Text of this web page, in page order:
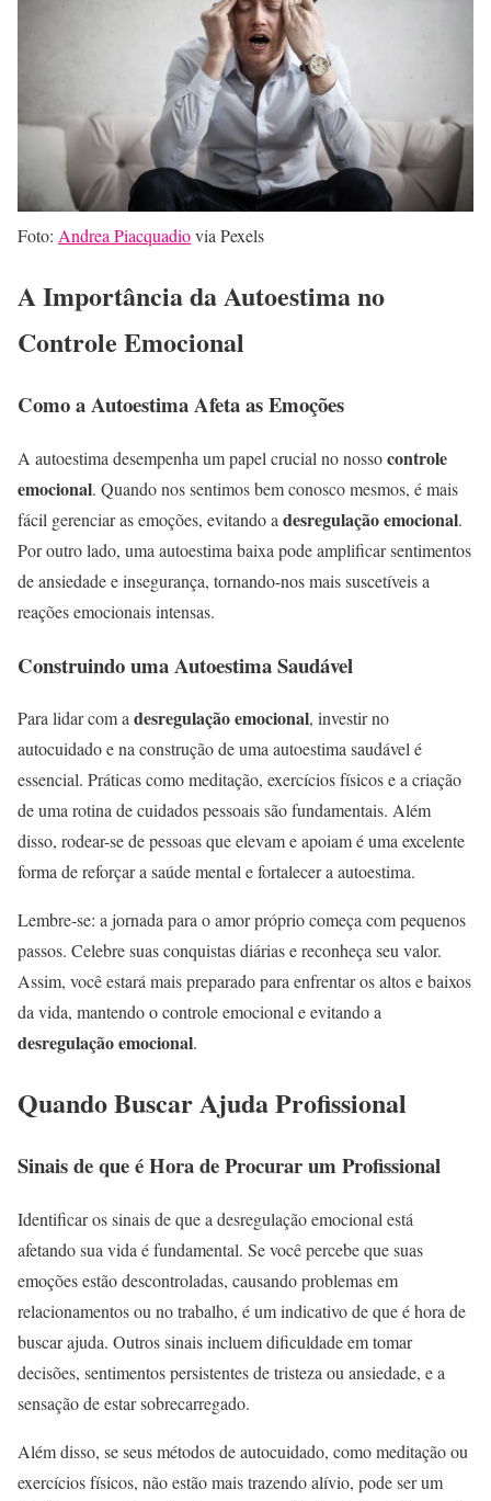
Foto: Andrea Piacquadiovia Pexels
A Importância da Autoestima no
Controle Emocional
Como a Autoestima Afeta as Emoções
A autoestima desempenha um papel crucial no nossocontrole
emocional. Quando nos sentimos bem conosco mesmos, é mais
fácil gerenciar as emoções, evitando a desregulação emocional.
Por outro lado, uma autoestima baixa pode amplificar sentimentos
de ansiedade e insegurança, tornando-nos mais suscetíveis a
reações emocionais intensas.
Construindo uma Autoestima Saudável
Para lidar com adesregulação emocional, investir no
autocuidado e na construção de uma autoestima saudável é
essencial. Práticas como meditação, exercícios físicos e a criação
de uma rotina de cuidados pessoais são fundamentais. Além
disso, rodear-se de pessoas que elevam e apoiam é uma excelente
forma de reforçar a saúde mental e fortalecer a autoestima.
Lembre-se: a jornada para o amor próprio começa com pequenos
passos. Celebre suas conquistas diárias e reconheça seu valor.
Assim, você estará mais preparado para enfrentar os altos e baixos
da vida, mantendo o controle emocional e evitando a
desregulação emocional.
Quando Buscar Ajuda Profissional
Sinais de que é Hora de Procurar um Profissional
Identificar os sinais de que a desregulação emocional está
afetando sua vida é fundamental. Se você percebe que suas
emoções estão descontroladas, causando problemas em
relacionamentos ou no trabalho, é um indicativo de que é hora de
buscar ajuda. Outros sinais incluem dificuldade em tomar
decisões, sentimentos persistentes de tristeza ou ansiedade, e a
sensação de estar sobrecarregado.
Além disso, se seus métodos de autocuidado, como meditação ou
exercícios físicos, não estão mais trazendo alívio, pode ser um